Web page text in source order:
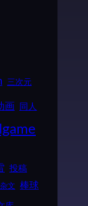
三次元
画 同人
投稿
杂文 棒球